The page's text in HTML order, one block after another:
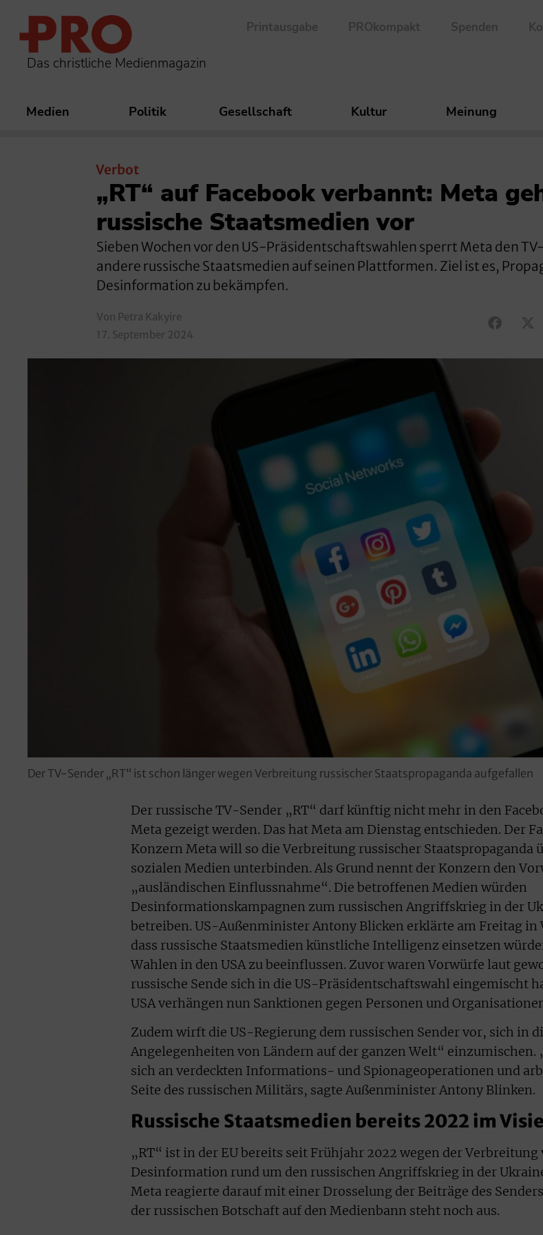
Das christliche Medienmagazin
Printausgabe PROkompakt Spenden
Medien Politik Gesellschaft Kultur Meinung
Verbot
„RT“ auf Facebook verbannt: Meta
russische Staatsmedien vor
Sieben Wochen vor den US-Präsidentschaftswahlen sperrt Meta den
andere russische Staatsmedien auf seinen Plattformen. Ziel ist es,
Desinformation zu bekämpfen.
Von Petra Kakyire
17. September 2024
Der TV-Sender „RT“ ist schon länger wegen Verbreitung russischer Staatspropaganda aufgefallen
Der russische TV-Sender „RT“ darf künftig nicht mehr in den
Meta gezeigt werden. Das hat Meta am Dienstag entschieden. Der
Konzern Meta will so die Verbreitung russischer Staatspropaganda
sozialen Medien unterbinden. Als Grund nennt der Konzern den
„ausländischen Einflussnahme“. Die betroffenen Medien würden
Desinformationskampagnen zum russischen Angriffskrieg in der
betreiben. US-Außenminister Antony Blicken erklärte am Freitag in
dass russische Staatsmedien künstliche Intelligenz einsetzen
Wahlen in den USA zu beeinflussen. Zuvor waren Vorwürfe laut
russische Sende sich in die US-Präsidentschaftswahl eingemischt
USA verhängen nun Sanktionen gegen Personen und
Zudem wirft die US-Regierung dem russischen Sender vor, sich in
Angelegenheiten von Ländern auf der ganzen Welt“ einzumischen.
sich an verdeckten Informations- und Spionageoperationen und
Seite des russischen Militärs, sagte Außenminister Antony Blinken.
Russische Staatsmedien bereits 2022 im
„RT“ ist in der EU bereits seit Frühjahr 2022 wegen der Verbreitung
Desinformation rund um den russischen Angriffskrieg in der
Meta reagierte darauf mit einer Drosselung der Beiträge des
der russischen Botschaft auf den Medienbann steht noch aus.